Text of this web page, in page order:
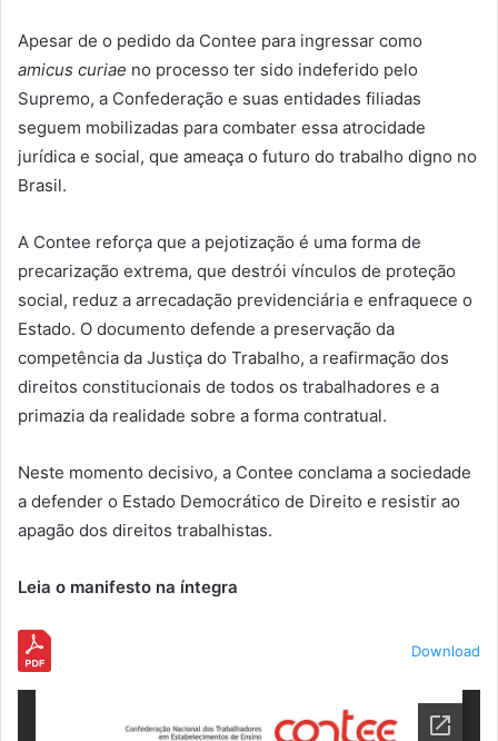
Apesar de o pedido da Contee para ingressar como
amicus curiae no processo ter sido indeferido pelo
Supremo, a Confederação e suas entidades filiadas
seguem mobilizadas para combater essa atrocidade
jurídica e social, que ameaça o futuro do trabalho digno no
Brasil.
A Contee reforça que a pejotização é uma forma de
precarização extrema, que destrói vínculos de proteção
social, reduz a arrecadação previdenciária e enfraquece o
Estado. O documento defende a preservação da
competência da Justiça do Trabalho, a reafirmação dos
direitos constitucionais de todos os trabalhadores e a
primazia da realidade sobre a forma contratual.
Neste momento decisivo, a Contee conclama a sociedade
a defender o Estado Democrático de Direito e resistir ao
apagão dos direitos trabalhistas.
Leia o manifesto na íntegra
Download